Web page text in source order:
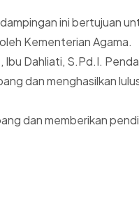
ini bertujuan
Kementerian Agama.
Dahliati, S.Pd.I.
dan menghasilkan
dan memberikan